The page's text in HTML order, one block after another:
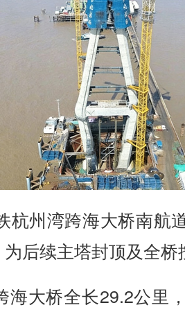
杭州湾跨海大桥南航
后续主塔封顶及全桥
海大桥全长29.2公里